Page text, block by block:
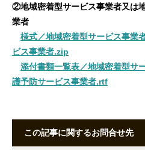
②地域密着型サービス事業者又は
業者
様式／地域密着型サービス事業
ビス事業者.zip
添付書類一覧表／地域密着型サ
護予防サービス事業者.rtf
この記事に関するお問合せ先